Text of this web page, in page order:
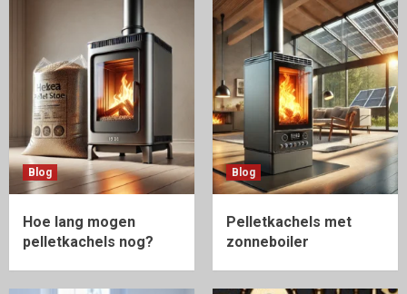
Blog
Hoe lang mogen
pelletkachels nog?
Blog
Pelletkachels met
zonneboiler